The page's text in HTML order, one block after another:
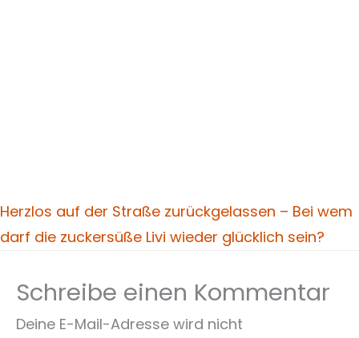
Herzlos auf der Straße zurückgelassen – Bei wem
darf die zuckersüße Livi wieder glücklich sein?
Schreibe einen Kommentar
Deine E-Mail-Adresse wird nicht